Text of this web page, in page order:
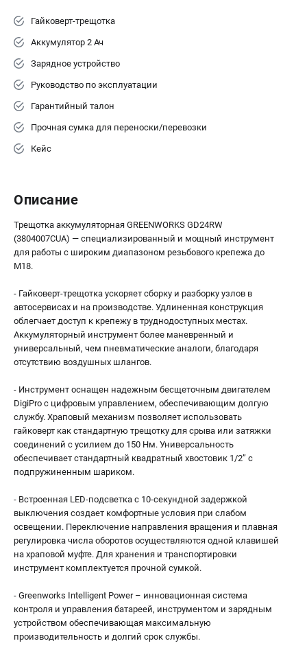
Гайковерт-трещотка
Аккумулятор 2 Ач
Зарядное устройство
Руководство по эксплуатации
Гарантийный талон
Прочная сумка для переноски/перевозки
Кейс
Описание
Трещотка аккумуляторная GREENWORKS GD24RW
(3804007CUA) — специализированный и мощный инструмент
для работы с широким диапазоном резьбового крепежа до
М18.
- Гайковерт-трещотка ускоряет сборку и разборку узлов в
автосервисах и на производстве. Удлиненная конструкция
облегчает доступ к крепежу в труднодоступных местах.
Аккумуляторный инструмент более маневренный и
универсальный, чем пневматические аналоги, благодаря
отсутствию воздушных шлангов.
- Инструмент оснащен надежным бесщеточным двигателем
DigiPro с цифровым управлением, обеспечивающим долгую
службу. Храповый механизм позволяет использовать
гайковерт как стандартную трещотку для срыва или затяжки
соединений с усилием до 150 Нм. Универсальность
обеспечивает стандартный квадратный хвостовик 1/2” с
подпружиненным шариком.
- Встроенная LED-подсветка с 10-секундной задержкой
выключения создает комфортные условия при слабом
освещении. Переключение направления вращения и плавная
регулировка числа оборотов осуществляются одной клавишей
на храповой муфте. Для хранения и транспортировки
инструмент комплектуется прочной сумкой.
- Greenworks Intelligent Power – инновационная система
контроля и управления батареей, инструментом и зарядным
устройством обеспечивающая максимальную
производительность и долгий срок службы.